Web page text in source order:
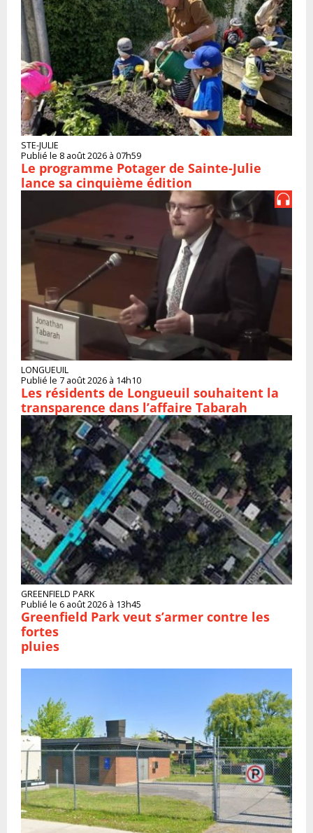
STE-JULIE
Publié le 8 août 2026 à 07h59
Le programme Potager de Sainte-Julie
lance sa cinquième édition
LONGUEUIL
Publié le 7 août 2026 à 14h10
Les résidents de Longueuil souhaitent la
transparence dans l’affaire Tabarah
GREENFIELD PARK
Publié le 6 août 2026 à 13h45
Greenfield Park veut s’armer contre les
fortes
pluies